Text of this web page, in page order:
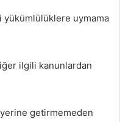
yükümlülüklere uymama
ilgili kanunlardan
getirmemeden